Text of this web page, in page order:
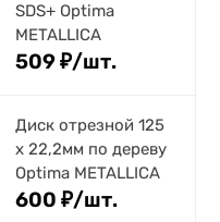
SDS+ Optima
METALLICA
509₽/шт.
Диск отрезной 125
x 22,2мм по дереву
Optima METALLICA
600 ₽/шт.